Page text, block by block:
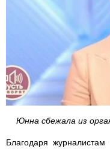
Юнна сбежала из
Благодаря журналистам